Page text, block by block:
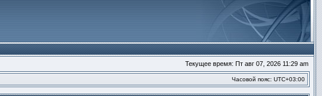
Текущее время: Пт авг 07, 2026 11:29 am
Часовой пояс: UTC+03:00